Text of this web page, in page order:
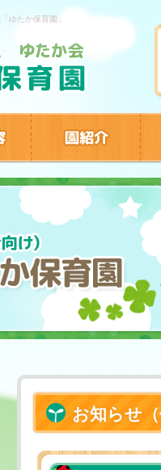
ゆたか保育園」
お知らせ